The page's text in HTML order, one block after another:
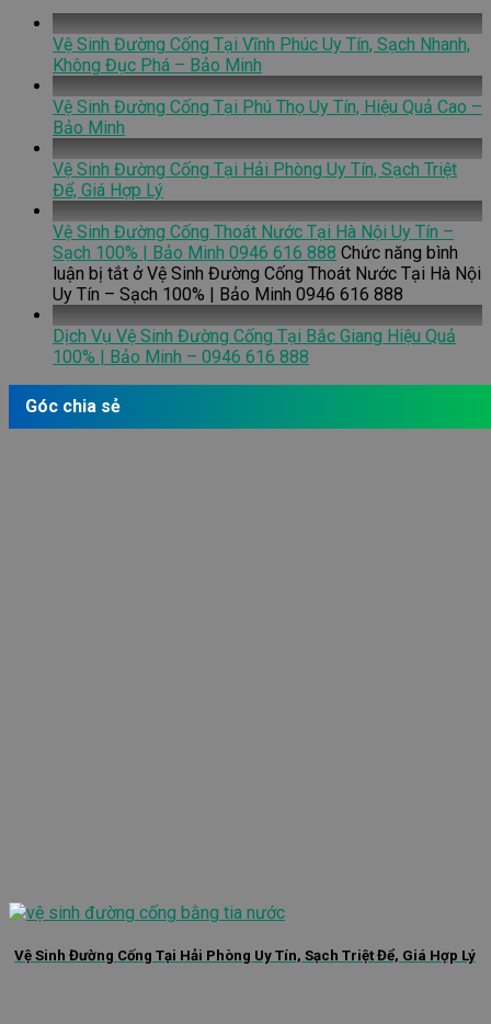
Vệ Sinh Đường Cống Tại Vĩnh Phúc Uy Tín, Sạch Nhanh,
Không Đục Phá – Bảo Minh
Vệ Sinh Đường Cống Tại Phú Thọ Uy Tín, Hiệu Quả Cao –
Bảo Minh
Vệ Sinh Đường Cống Tại Hải Phòng Uy Tín, Sạch Triệt
Để, Giá Hợp Lý
Vệ Sinh Đường Cống Thoát Nước Tại Hà Nội Uy Tín –
Sạch 100% | Bảo Minh 0946 616 888 Chức năng bình
luận bị tắt ở Vệ Sinh Đường Cống Thoát Nước Tại Hà Nội
Uy Tín – Sạch 100% | Bảo Minh 0946 616 888
Dịch Vụ Vệ Sinh Đường Cống Tại Bắc Giang Hiệu Quả
100% | Bảo Minh – 0946 616 888
Góc chia sẻ
Vệ Sinh Đường Cống Tại Hải Phòng Uy Tín, Sạch Triệt Để, Giá Hợp Lý